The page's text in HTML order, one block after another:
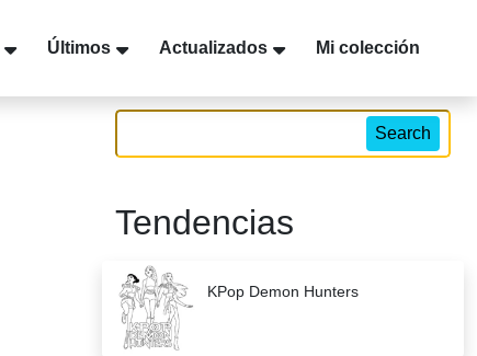
Últimos Actualizados Mi colección
Search
Tendencias
KPop Demon Hunters